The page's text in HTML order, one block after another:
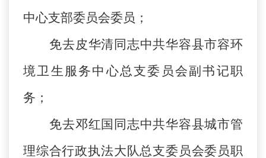
中心支部委员会委员；
免去皮华清同志中共华容县市容环
境卫生服务中心总支委员会副书记职
务；
免去邓红国同志中共华容县城市管
理综合行政执法大队总支委员会委员职